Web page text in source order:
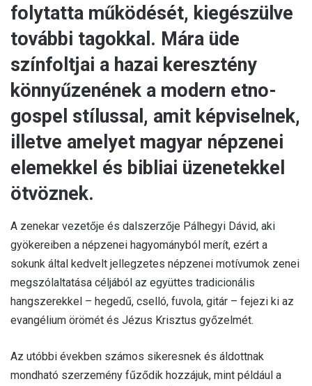
folytatta működését, kiegészülve
további tagokkal. Mára üde
színfoltjai a hazai keresztény
könnyűzenének a modern etno-
gospel stílussal, amit képviselnek,
illetve amelyet magyar népzenei
elemekkel és bibliai üzenetekkel
ötvöznek.
A zenekar vezetője és dalszerzője Pálhegyi Dávid, aki
gyökereiben a népzenei hagyományból merít, ezért a
sokunk által kedvelt jellegzetes népzenei motívumok zenei
megszólaltatása céljából az együttes tradicionális
hangszerekkel – hegedű, cselló, fuvola, gitár – fejezi ki az
evangélium örömét és Jézus Krisztus győzelmét.
Az utóbbi években számos sikeresnek és áldottnak
mondható szerzemény fűződik hozzájuk, mint például a